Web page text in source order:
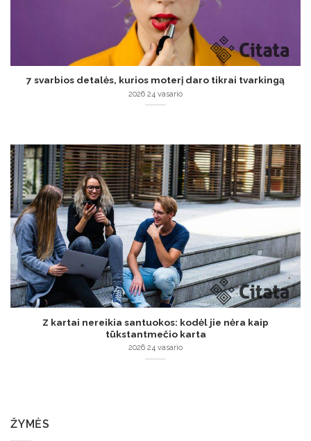
7 svarbios detalės, kurios moterį daro tikrai tvarkingą
2026 24 vasario
Z kartai nereikia santuokos: kodėl jie nėra kaip
tūkstantmečio karta
2026 24 vasario
ŽYMĖS